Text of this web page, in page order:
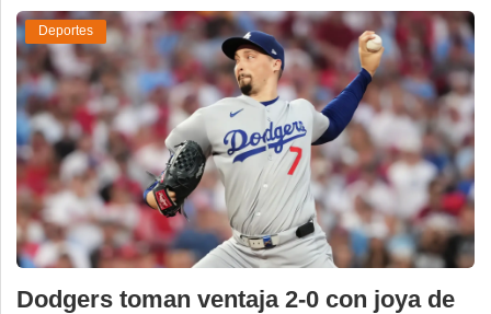
Deportes
Dodgers toman ventaja 2-0 con joya de